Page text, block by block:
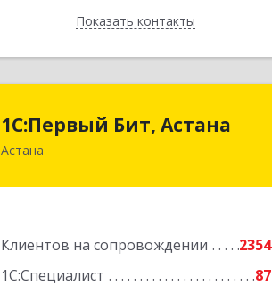
Показать контакты
Назад
1С:Первый Бит, Астана
Астана
Клиентов на сопровождении
2354
1С:Специалист
87
1С:Первый Бит, Астана
Подробнее